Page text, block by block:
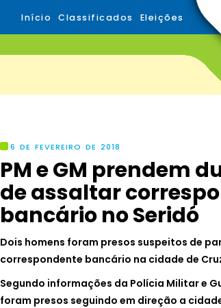
Início Classificados Eleições
6 DE FEVEREIRO DE 2018
PM e GM prendem
de assaltar
bancário no Seridó
Dois homens foram presos suspeitos de
correspondente bancário na cidade de
Segundo informações da Polícia Militar e
foram presos seguindo em direção a